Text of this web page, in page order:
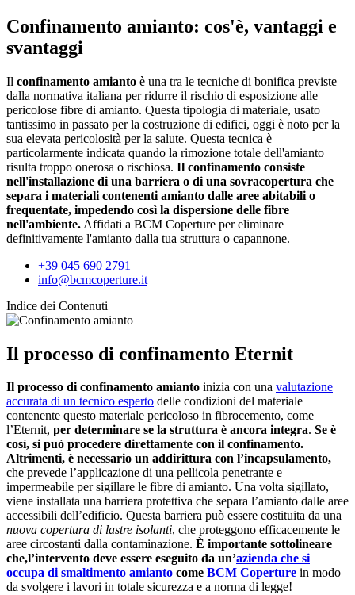
Confinamento amianto: cos'è, vantaggi e
svantaggi
Il confinamento amianto è una tra le tecniche di bonifica previste
dalla normativa italiana per ridurre il rischio di esposizione alle
pericolose fibre di amianto. Questa tipologia di materiale, usato
tantissimo in passato per la costruzione di edifici, oggi è noto per la
sua elevata pericolosità per la salute. Questa tecnica è
particolarmente indicata quando la rimozione totale dell'amianto
risulta troppo onerosa o rischiosa. Il confinamento consiste
nell'installazione di una barriera o di una sovracopertura che
separa i materiali contenenti amianto dalle aree abitabili o
frequentate, impedendo così la dispersione delle fibre
nell'ambiente. Affidati a BCM Coperture per eliminare
definitivamente l'amianto dalla tua struttura o capannone.
+39 045 690 2791
info@bcmcoperture.it
Indice dei Contenuti
Il processo di confinamento Eternit
Il processo di confinamento amianto inizia con una valutazione
accurata di un tecnico esperto delle condizioni del materiale
contenente questo materiale pericoloso in fibrocemento, come
l’Eternit, per determinare se la struttura è ancora integra. Se è
così, si può procedere direttamente con il confinamento.
Altrimenti, è necessario un addirittura con l’incapsulamento,
che prevede l’applicazione di una pellicola penetrante e
impermeabile per sigillare le fibre di amianto. Una volta sigillato,
viene installata una barriera protettiva che separa l’amianto dalle aree
accessibili dell’edificio. Questa barriera può essere costituita da una
nuova copertura di lastre isolanti, che proteggono efficacemente le
aree circostanti dalla contaminazione. È importante sottolineare
che,l’intervento deve essere eseguito da un’azienda che si
occupa di smaltimento amianto come BCM Coperture in modo
da svolgere i lavori in totale sicurezza e a norma di legge!